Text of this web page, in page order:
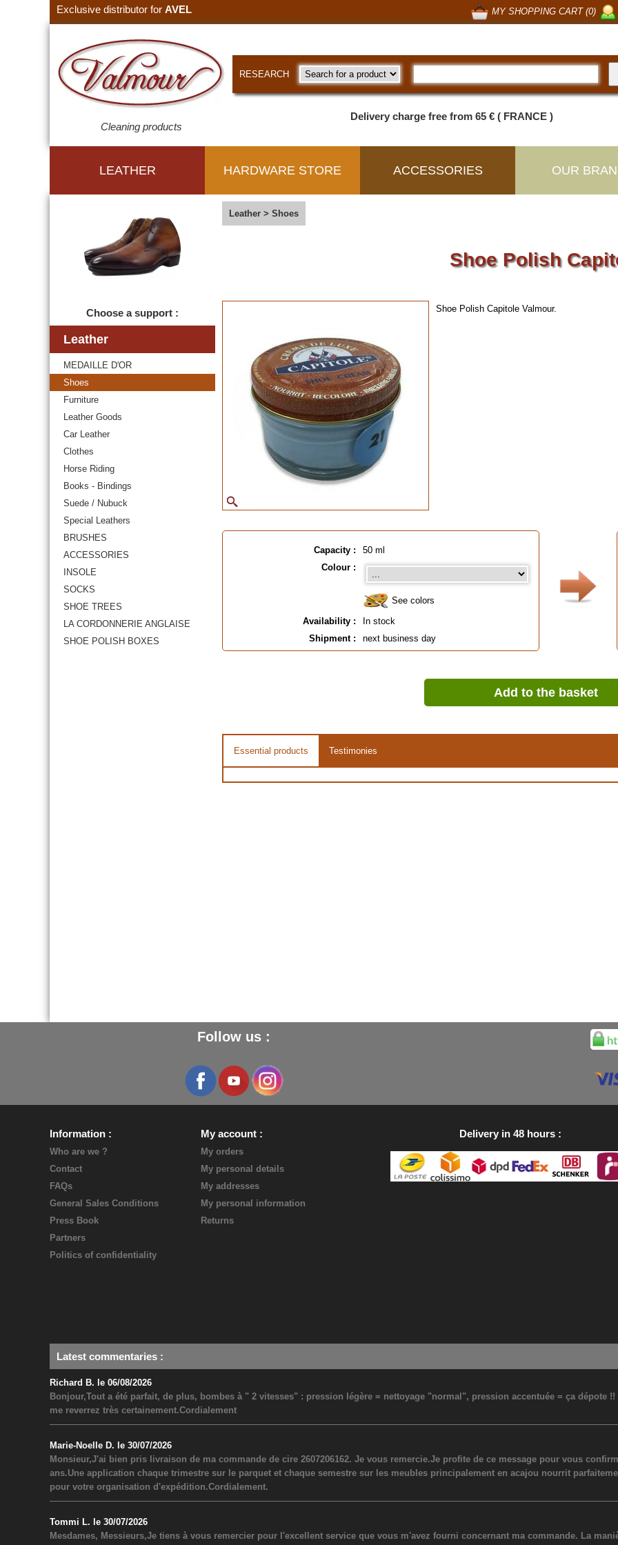
Exclusive distributor for AVEL MY SHOPPING CART (0)
Cleaning products
RESEARCH
Delivery charge free from 65 € ( FRANCE )
LEATHER HARDWARE STORE ACCESSORIES OUR
Choose a support :
Leather
MEDAILLE D'OR
Shoes
Furniture
Leather Goods
Car Leather
Clothes
Horse Riding
Books - Bindings
Suede / Nubuck
Special Leathers
BRUSHES
ACCESSORIES
INSOLE
SOCKS
SHOE TREES
LA CORDONNERIE ANGLAISE
SHOE POLISH BOXES
Leather > Shoes
Shoe Polish
Shoe Polish Capitole Valmour.
Capacity :
50 ml
Colour :
See colors
Availability :
In stock
Shipment :
next business day
Add to the basket
Essential products Testimonies
Follow us :
Information
Who are we ?
Contact
FAQs
General Sales Conditions
Press Book
Partners
Politics of confidentiality
My account
My orders
My personal details
My addresses
My personal information
Returns
Delivery in 48 hours
Latest commentaries :
Richard B. le 06/08/2026
Bonjour,Tout a été parfait, de plus, bombes à " 2 vitesses" : pression légère = nettoyage "normal", pression accentuée = ça dépote
me reverrez très certainement.Cordialement
Marie-Noelle D. le 30/07/2026
Monsieur,J'ai bien pris livraison de ma commande de cire 2607206162. Je vous remercie.Je profite de ce message pour vous
ans.Une application chaque trimestre sur le parquet et chaque semestre sur les meubles principalement en acajou nourrit
pour votre organisation d'expédition.Cordialement.
Tommi L. le 30/07/2026
Mesdames, Messieurs,Je tiens à vous remercier pour l'excellent service que vous m'avez fourni concernant ma commande. La